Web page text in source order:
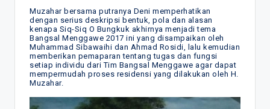
Muzahar bersama putranya Deni memperhatikan
dengan serius deskripsi bentuk, pola dan alasan
kenapa Siq-Siq O Bungkuk akhirnya menjadi tema
Bangsal Menggawe 2017 ini yang disampaikan oleh
Muhammad Sibawaihi dan Ahmad Rosidi, lalu kemudian
memberikan pemaparan tentang tugas dan fungsi
setiap individu dari Tim Bangsal Menggawe agar dapat
mempermudah proses residensi yang dilakukan oleh H.
Muzahar.